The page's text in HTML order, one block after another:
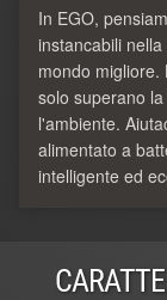
In EGO,
instancabili
mondo
solo superano
l'ambiente.
alimentato a
intelligente ed